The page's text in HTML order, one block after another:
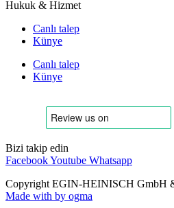
Hukuk & Hizmet
Canlı talep
Künye
Canlı talep
Künye
Bizi takip edin
FacebookYoutube Whatsapp
Copyright EGIN-HEINISCH GmbH
Made with by ogma